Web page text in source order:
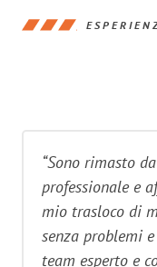
“Sono rimasto
professionale e
mio trasloco di
senza problemi
team esperto e